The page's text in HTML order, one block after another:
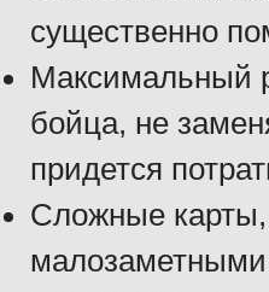
существенно
Максимальный
бойца, не
придется
Сложные
малозаметными